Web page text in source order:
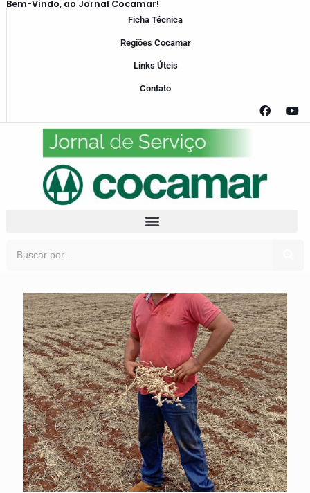
Bem-Vindo, ao Jornal Cocamar!
Ficha Técnica
Regiões Cocamar
Links Úteis
Contato